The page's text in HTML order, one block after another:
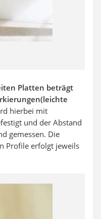
Platten beträgt
hierbei mit
und der Abstand
gemessen. Die
Profile erfolgt jeweils